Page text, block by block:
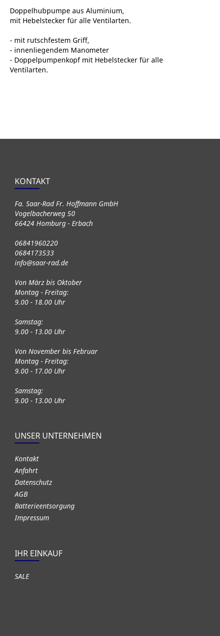
Doppelhubpumpe aus Aluminium,
mit Hebelstecker für alle Ventilarten.
- mit rutschfestem Griff,
- innenliegendem Manometer
- Doppelpumpenkopf mit Hebelstecker für alle
Ventilarten.
KONTAKT
Fa. Saar-Rad Fr. Hoffmann GmbH
Vogelbacherweg 50
66424 Homburg - Erbach
06841960220
0684173533
info@saar-rad.de
Von März bis Oktober
Montag - Freitag:
9.00 - 18.00 Uhr
Samstag:
9.00 - 13.00 Uhr
Von November bis Februar
Montag - Freitag:
9.00 - 17.00 Uhr
Samstag:
9.00 - 13.00 Uhr
UNSER UNTERNEHMEN
Kontakt
Anfahrt
Datenschutz
AGB
Batterieentsorgung
Impressum
IHR EINKAUF
SALE